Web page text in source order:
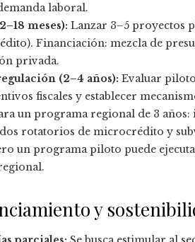
laboral.
meses): Lanzar 3–5 proyectos
Financiación: mezcla de
privada.
(2–4 años): Evaluar
fiscales y establecer
un programa regional de 3
rotatorios de microcrédito y
un programa piloto puede
y